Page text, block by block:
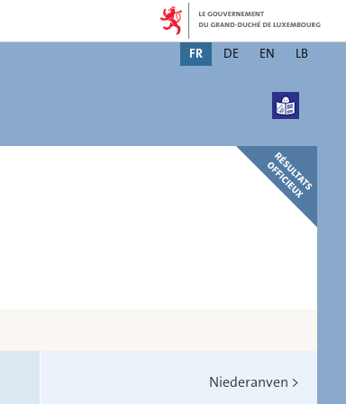
Changer
FR DE EN LB
Niederanven >